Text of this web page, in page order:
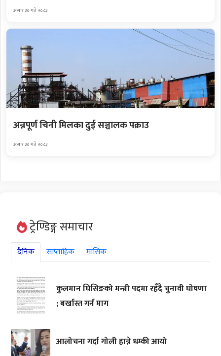
असार ३० गते २०८३
अन्नपूर्ण चिनी मिलका दुई सञ्चालक पक्राउ
असार ३० गते २०८३
ट्रेण्डिङ्ग समाचार
दैनिक साप्ताहिक मासिक
कुलमान घिसिङको मन्त्री पदमा रहँदै चुनावी घोषणा
; बर्खास्त गर्न माग
आलोचना गर्दा गोली हान्ने धम्की आयो